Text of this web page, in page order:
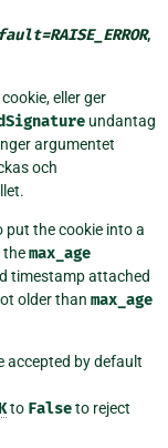
=RAISE_ERROR,
eller ger
undantag
argumentet
och
the cookie into a
themax_age
timestamp attached
older than max_age
accepted by default
to Falseto reject